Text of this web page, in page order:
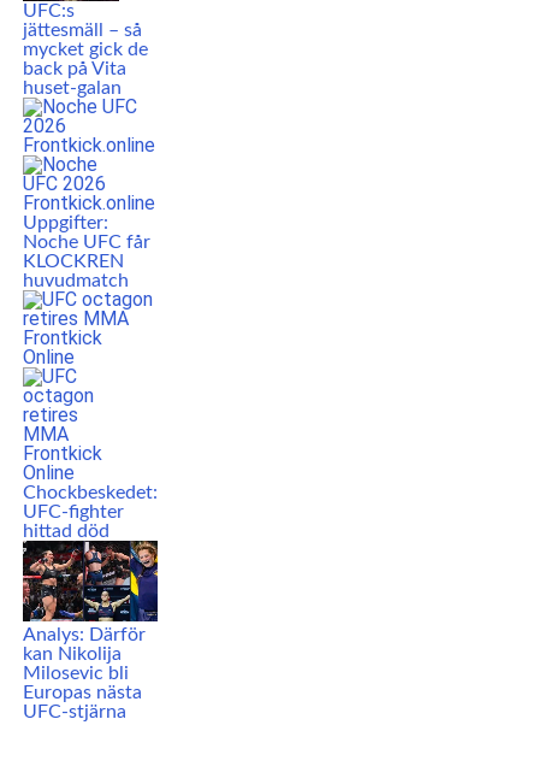
UFC:s
jättesmäll – så
mycket gick de
back på Vita
huset-galan
Uppgifter:
Noche UFC får
KLOCKREN
huvudmatch
Chockbeskedet:
UFC-fighter
hittad död
Analys: Därför
kan Nikolija
Milosevic bli
Europas nästa
UFC-stjärna